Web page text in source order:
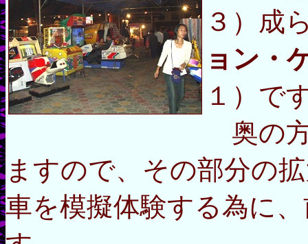
３）成
ョン・
１）で
奥の
ますので、その部分の
車を模擬体験する為に